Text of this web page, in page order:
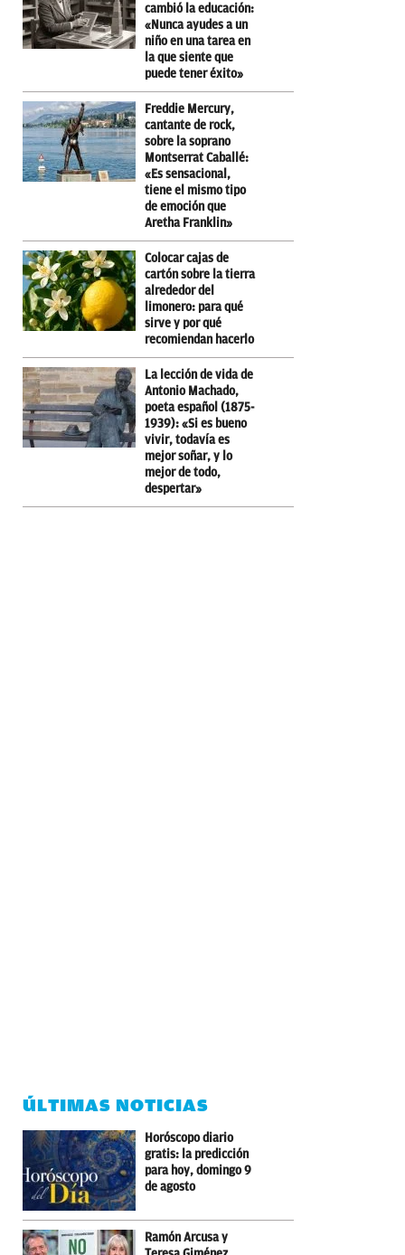
cambió la educación:
«Nunca ayudes a un
niño en una tarea en
la que siente que
puede tener éxito»
Freddie Mercury,
cantante de rock,
sobre la soprano
Montserrat Caballé:
«Es sensacional,
tiene el mismo tipo
de emoción que
Aretha Franklin»
Colocar cajas de
cartón sobre la tierra
alrededor del
limonero: para qué
sirve y por qué
recomiendan hacerlo
La lección de vida de
Antonio Machado,
poeta español (1875-
1939): «Si es bueno
vivir, todavía es
mejor soñar, y lo
mejor de todo,
despertar»
ÚLTIMAS NOTICIAS
Horóscopo diario
gratis: la predicción
para hoy, domingo 9
de agosto
Ramón Arcusa y